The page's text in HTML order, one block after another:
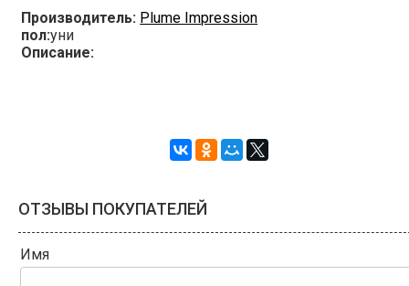
Производитель: Plume Impression
пол:уни
Описание:
ОТЗЫВЫ ПОКУПАТЕЛЕЙ
Имя